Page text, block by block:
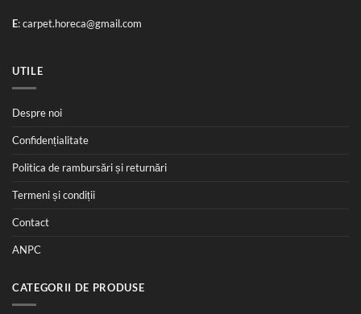
E:carpet.horeca@gmail.com
UTILE
Despre noi
Confidențialitate
Politica de rambursări și returnări
Termeni și condiții
Contact
ANPC
CATEGORII DE PRODUSE